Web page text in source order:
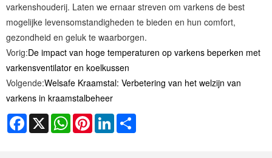
varkenshouderij. Laten we ernaar streven om varkens de best
mogelijke levensomstandigheden te bieden en hun comfort,
gezondheid en geluk te waarborgen.
Vorig:De impact van hoge temperaturen op varkens beperken met
varkensventilator en koelkussen
Volgende:Welsafe Kraamstal: Verbetering van het welzijn van
varkens in kraamstalbeheer
Facebook
X WhatsAppPinterestLinkedIn